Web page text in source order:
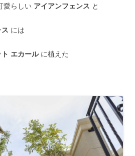
愛らしい アイアンフェンス と
には
エカールに植えた